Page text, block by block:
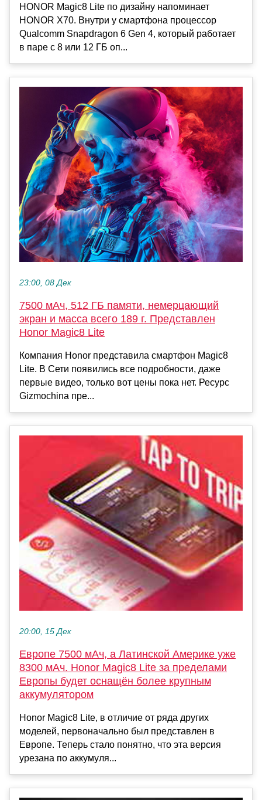
HONOR Magic8 Lite по дизайну напоминает
HONOR X70. Внутри у смартфона процессор
Qualcomm Snapdragon 6 Gen 4, который работает
в паре с 8 или 12 ГБ оп...
23:00, 08 Дек
7500 мАч, 512 ГБ памяти, немерцающий
экран и масса всего 189 г. Представлен
Honor Magic8 Lite
Компания Honor представила смартфон Magic8
Lite. В Сети появились все подробности, даже
первые видео, только вот цены пока нет. Ресурс
Gizmochina пре...
20:00, 15 Дек
Европе 7500 мАч, а Латинской Америке уже
8300 мАч. Honor Magic8 Lite за пределами
Европы будет оснащён более крупным
аккумулятором
Honor Magic8 Lite, в отличие от ряда других
моделей, первоначально был представлен в
Европе. Теперь стало понятно, что эта версия
урезана по аккумуля...